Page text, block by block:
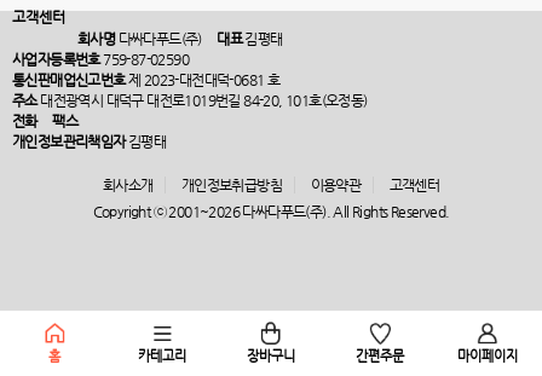
홈 카테고리 장바구니 간편주문 마이페이지
고객센터
회사명다싸다푸드(주) 대표김평태
사업자등록번호759-87-02590
통신판매업신고번호제 2023-대전대덕-0681 호
주소대전광역시 대덕구 대전로1019번길 84-20, 101호(오정동)
전화
팩스
개인정보관리책임자김평태
회사소개 개인정보취급방침 이용약관
고객센터
Copyright ⓒ 2001~2026 다싸다푸드(주). All Rights Reserved.